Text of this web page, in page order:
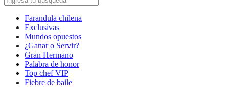
Farandula chilena
Exclusivas
Mundos opuestos
¿Ganar o Servir?
Gran Hermano
Palabra de honor
Top chef VIP
Fiebre de baile